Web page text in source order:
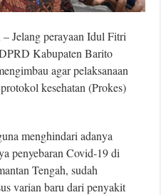
Jelang perayaan Idul Fitri
Kabupaten Barito
agar pelaksanaan
kesehatan (Prokes)
menghindari adanya
penyebaran Covid-19 di
Tengah, sudah
varian baru dari penyakit